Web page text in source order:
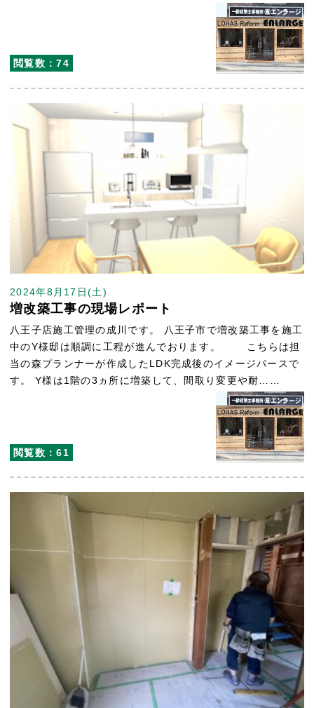
閲覧数：74
閲覧数：61
2024年8月17日(土)
増改築工事の現場レポート
八王子店施工管理の成川です。 八王子市で増改築工事を施工
中のY様邸は順調に工程が進んでおります。 こちらは担
当の森プランナーが作成したLDK完成後のイメージパースで
す。 Y様は1階の3ヵ所に増築して、間取り変更や耐……